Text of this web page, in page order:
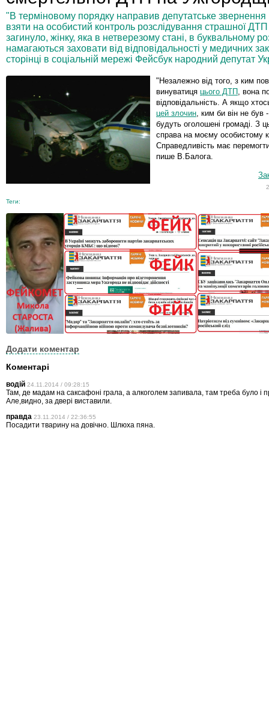
"В терміновому порядку направив депутатське
взяти на особистий контроль розслідування страшної
загинуло, жінку, яка в нетверезому стані, в буквальному
намагаються заховати від відповідальності у медичних
сторінці в соціальній мережі Фейсбук народний депутат
"Незалежно від того, з ким
винуватиця цього ДТП
, вона
відповідальність. А якщо
цей злочин , ким би він не був
будуть оголошені громаді. З
справа на моєму особистому
Справедливість має
пише В.Балога.
Теги:
Додати коментар
Коментарі
водій 24.11.2014 / 09:28:15
Там, де мадам на саксафоні грала, а алкоголем запивала, там треба було і
Але,видно, за двері виставили.
правда 23.11.2014 / 22:36:55
Посадити тварину на довічно. Шлюха пяна.